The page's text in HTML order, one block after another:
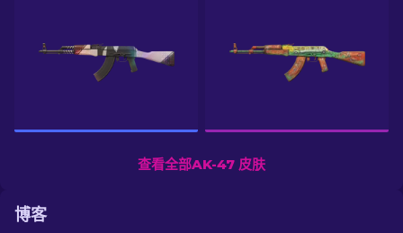
查看全部AK-47 皮肤
博客